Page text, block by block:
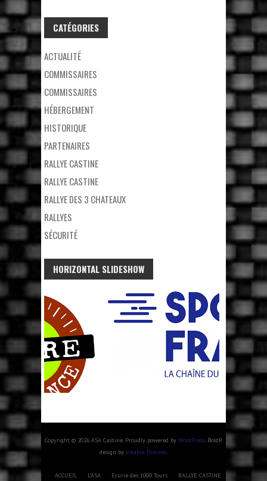
CATÉGORIES
ACTUALITÉ
COMMISSAIRES
COMMISSAIRES
HÉBERGEMENT
HISTORIQUE
PARTENAIRES
RALLYE CASTINE
RALLYE CASTINE
RALLYE DES 3 CHATEAUX
RALLYES
SÉCURITÉ
HORIZONTAL SLIDESHOW
Copyright © 2026 ASA Castine. Proudly powered by WordPress. BoldR
design by Iceable Themes.
ACCUEIL L’ASA Ecurie des 1000 Tours RALLYE CASTINE